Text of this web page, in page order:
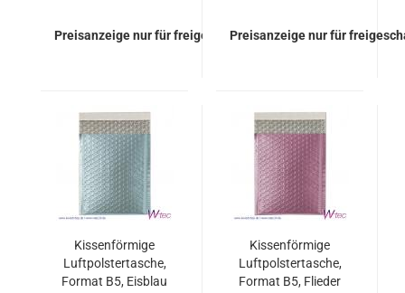
Preisanzeige nur für freigeschaltete Kunden
Preisanzeige nur für
Kissenförmige
Luftpolstertasche,
Format B5, Eisblau
Kissenförmige
Luftpolstertasche,
Format B5, Flieder